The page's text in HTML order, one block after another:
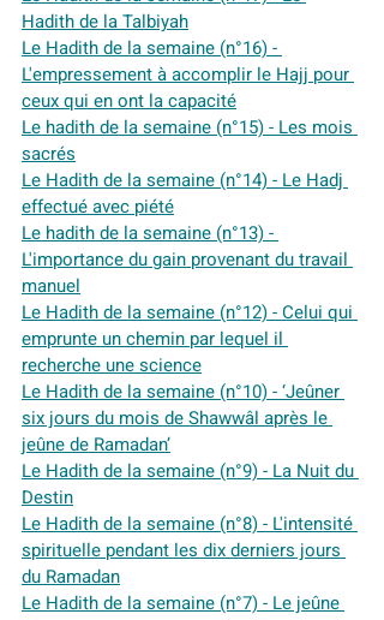
Hadith de la Talbiyah
Le Hadith de la semaine (n°16) -
L'empressement à accomplir le Hajj pour
ceux qui en ont la capacité
Le hadith de la semaine (n°15) - Les mois
sacrés
Le Hadith de la semaine (n°14) - Le Hadj
effectué avec piété
Le hadith de la semaine (n°13) -
L'importance du gain provenant du travail
manuel
Le Hadith de la semaine (n°12) - Celui qui
emprunte un chemin par lequel il
recherche une science
Le Hadith de la semaine (n°10) - ‘Jeûner
six jours du mois de Shawwâl après le
jeûne de Ramadan’
Le Hadith de la semaine (n°9) - La Nuit du
Destin
Le Hadith de la semaine (n°8) - L'intensité
spirituelle pendant les dix derniers jours
du Ramadan
Le Hadith de la semaine (n°7) - Le jeûne